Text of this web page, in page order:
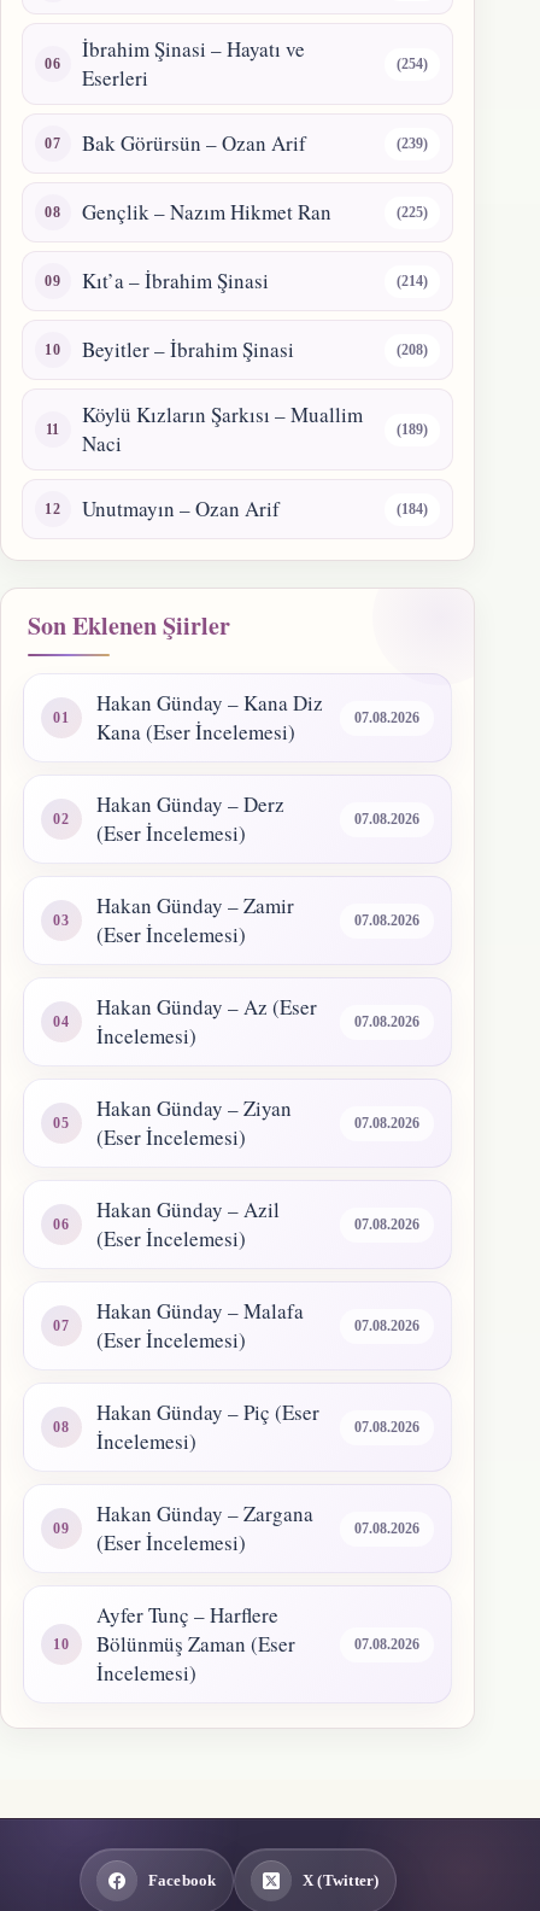
İbrahim Şinasi – Hayatı ve
Eserleri
(254)
Bak Görürsün – Ozan Arif (239)
Gençlik – Nazım Hikmet Ran (225)
Kıt’a – İbrahim Şinasi (214)
Beyitler – İbrahim Şinasi (208)
Köylü Kızların Şarkısı – Muallim
Naci
(189)
Unutmayın – Ozan Arif (184)
Son Eklenen Şiirler
Hakan Günday – Kana Diz
Kana (Eser İncelemesi)
07.08.2026
Hakan Günday – Derz
(Eser İncelemesi)
07.08.2026
Hakan Günday – Zamir
(Eser İncelemesi)
07.08.2026
Hakan Günday – Az (Eser
İncelemesi)
07.08.2026
Hakan Günday – Ziyan
(Eser İncelemesi)
07.08.2026
Hakan Günday – Azil
(Eser İncelemesi)
07.08.2026
Hakan Günday – Malafa
(Eser İncelemesi)
07.08.2026
Hakan Günday – Piç (Eser
İncelemesi)
07.08.2026
Hakan Günday – Zargana
(Eser İncelemesi)
07.08.2026
Ayfer Tunç – Harflere
Bölünmüş Zaman (Eser
İncelemesi)
07.08.2026
Facebook X (Twitter)